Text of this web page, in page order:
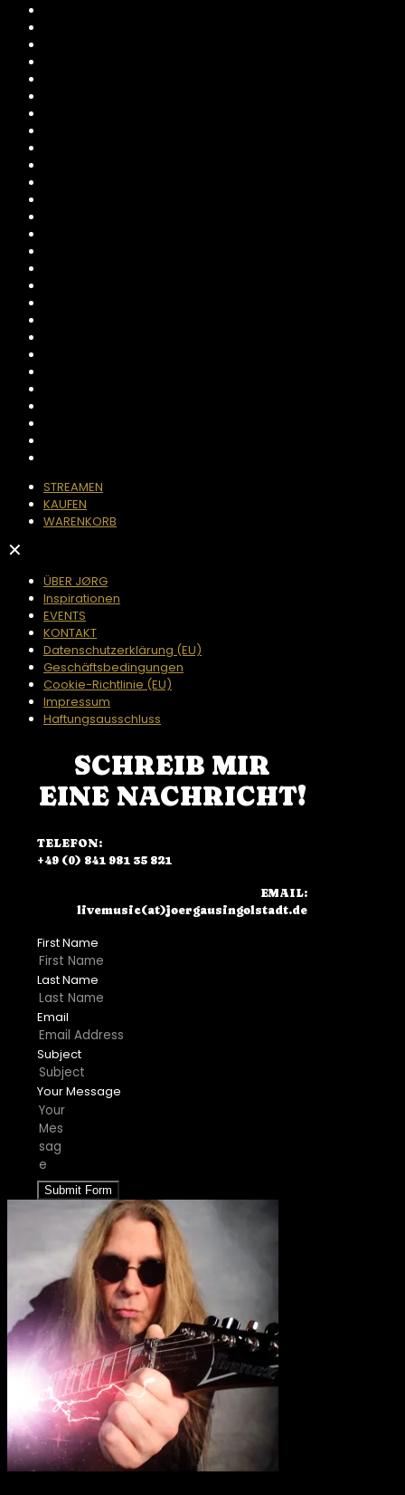
STREAMEN
KAUFEN
WARENKORB
✕
ÜBER JØRG
Inspirationen
EVENTS
KONTAKT
Datenschutzerklärung (EU)
Geschäftsbedingungen
Cookie-Richtlinie (EU)
Impressum
Haftungsausschluss
SCHREIB MIR
EINE NACHRICHT!
TELEFON:
+49 (0) 841 981 35 821
EMAIL:
livemusic(at)joergausingolstadt.de
First Name
Last Name
Email
Subject
Your Message
Submit Form